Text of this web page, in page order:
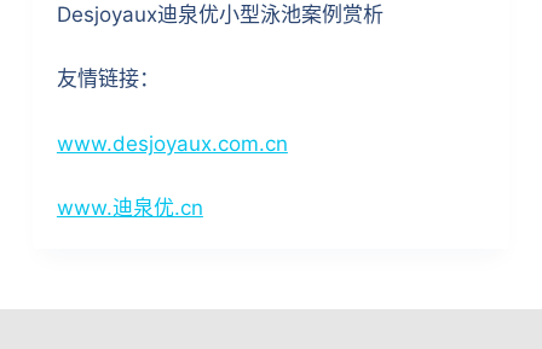
Desjoyaux迪泉优小型泳池案例赏析
友情链接：
www.desjoyaux.com.cn
www.迪泉优.cn